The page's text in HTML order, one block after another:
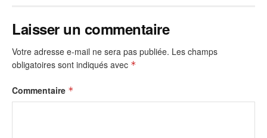
Laisser un commentaire
Votre adresse e-mail ne sera pas publiée. Les champs
obligatoires sont indiqués avec *
Commentaire *